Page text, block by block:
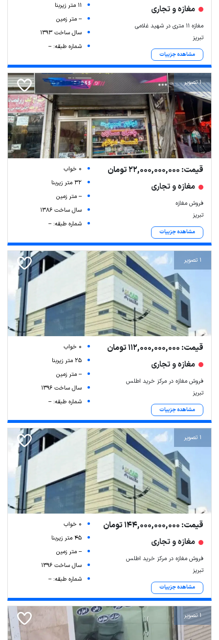
مغازه و تجاری
مغازه ۱۱ متری در شهید غلامی
تبریز
مشاهده جزییات
11 متر زیربنا
-- متر زمین
سال ساخت 1393
شماره طبقه: --
1 تصویر
قیمت: 22,000,000,000 تومان
مغازه و تجاری
فروش مغازه
تبریز
مشاهده جزییات
0 خواب
32 متر زیربنا
-- متر زمین
سال ساخت 1386
شماره طبقه: --
1 تصویر
قیمت: 112,000,000,000 تومان
مغازه و تجاری
فروش مغازه در مرکز خرید اطلس
تبریز
مشاهده جزییات
0 خواب
25 متر زیربنا
-- متر زمین
سال ساخت 1396
شماره طبقه: --
1 تصویر
قیمت: 144,000,000,000 تومان
مغازه و تجاری
فروش مغازه در مرکز خرید اطلس
تبریز
مشاهده جزییات
0 خواب
45 متر زیربنا
-- متر زمین
سال ساخت 1396
شماره طبقه: --
1 تصویر